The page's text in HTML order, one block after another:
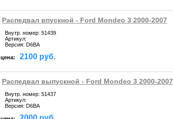
Распедвал впускной - Ford Mondeo 3 2000-2007
Внутр. номер: 51439
Артикул:
Версия: D6BA
цена: 2100 руб.
Распедвал выпускной - Ford Mondeo 3 2000-2007
Внутр. номер: 51437
Артикул:
Версия: D6BA